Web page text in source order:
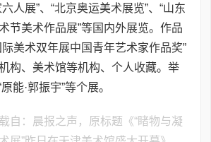
人展”、“北京奥运美术展览”、“山东
节美术作品展”等国内外展览。作品
美术双年展中国青年艺术家作品奖”
构、美术馆等机构、个人收藏。举
能·郭振宇”等个展。
自：晨报之声，原标题《“睹物与凝